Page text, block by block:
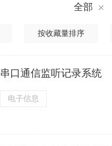
全部
按收藏量排序
串口通信监听记录系统
电子信息